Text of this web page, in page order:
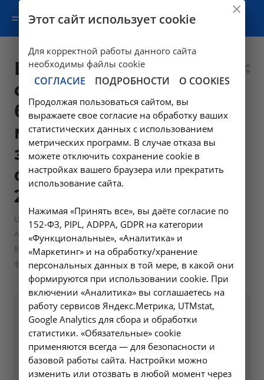
Выдача
официального
бланка
медицинского
заключения по
форме 003-В/у -
24.12 в Ангарске
Цены в Ангарске —
Амбулаторно-поликлинические услуги в Ангарске
Выдача официального бланка медицинского заключения по
форме 003-В/у - 24.12 в Ангарске
Оформите заявку на сайте, мы
свяжемся с вами в ближайшее
время и ответим на все
интересующие вопросы.
Этот сайт использует cookie
Для корректной работы данного сайта
необходимы файлы cookie
СОГЛАСИЕ ПОДРОБНОСТИ О COOKIES
Продолжая пользоваться сайтом, вы
выражаете свое согласие на обработку ваших
статистических данных с использованием
метрических программ. В случае отказа вы
можете отключить сохранение cookie в
настройках вашего браузера или прекратить
использование сайта.
Нажимая «Принять все», вы даёте согласие по
152-ФЗ, PIPL, ADPPA, GDPR на категории
«Функциональные», «Аналитика» и
«Маркетинг» и на обработку/хранение
персональных данных в той мере, в какой они
формируются при использовании cookie. При
включении «Аналитика» вы соглашаетесь на
работу сервисов Яндекс.Метрика, UTMstat,
Google Analytics для сбора и обработки
статистики. «Обязательные» cookie
применяются всегда — для безопасности и
базовой работы сайта. Настройки можно
изменить или отозвать в любой момент через